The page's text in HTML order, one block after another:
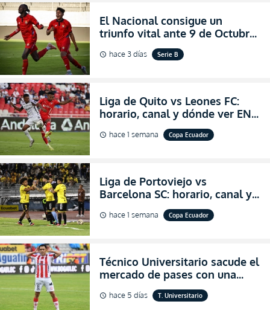
El Nacional consigue un
triunfo vital ante 9 de Octubre
para encender la fe en la
salvación
schedule hace 3 días Serie B
Liga de Quito vs Leones FC:
horario, canal y dónde ver EN
VIVO los octavos de final de la
Copa Ecuador 2026
schedule hace 1 semana Copa Ecuador
Liga de Portoviejo vs
Barcelona SC: horario, canal y
dónde ver EN VIVO los octavos
de final de la Copa Ecuador
schedule hace 1 semana Copa Ecuador
Técnico Universitario sacude el
mercado de pases con una
verdadera revolución para
asegurar la permanencia
schedule hace 5 días T. Universitario